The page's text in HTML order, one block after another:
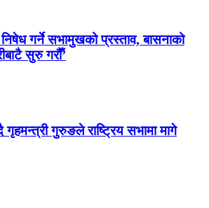
गर्ने सभामुखको प्रस्ताव, बासनाको
सुरु गरौँ’
गृहमन्त्री गुरुङले राष्ट्रिय सभामा मागे